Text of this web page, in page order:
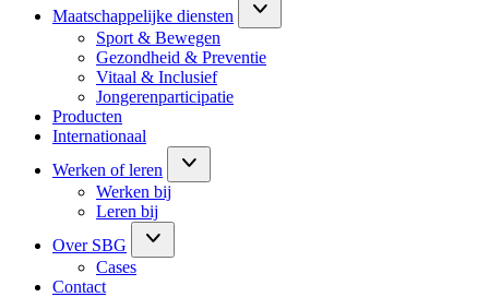
Maatschappelijke diensten
Sport & Bewegen
Gezondheid & Preventie
Vitaal & Inclusief
Jongerenparticipatie
Producten
Internationaal
Werken of leren
Werken bij
Leren bij
Over SBG
Cases
Contact